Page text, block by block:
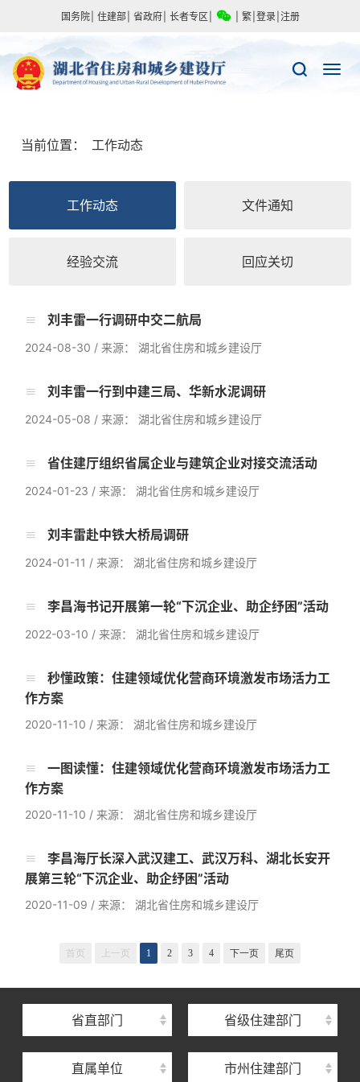
国务院 住建部 省政府 长者专区 繁 登录 注册
当前位置： 工作动态
工作动态 文件通知
经验交流 回应关切
刘丰雷一行调研中交二航局
2024-08-30 / 来源： 湖北省住房和城乡建设厅
刘丰雷一行到中建三局、华新水泥调研
2024-05-08 / 来源： 湖北省住房和城乡建设厅
省住建厅组织省属企业与建筑企业对接交流活动
2024-01-23 / 来源： 湖北省住房和城乡建设厅
刘丰雷赴中铁大桥局调研
2024-01-11 / 来源： 湖北省住房和城乡建设厅
李昌海书记开展第一轮“下沉企业、助企纾困”活动
2022-03-10 / 来源： 湖北省住房和城乡建设厅
秒懂政策：住建领域优化营商环境激发市场活力工
作方案
2020-11-10 / 来源： 湖北省住房和城乡建设厅
一图读懂：住建领域优化营商环境激发市场活力工
作方案
2020-11-10 / 来源： 湖北省住房和城乡建设厅
李昌海厅长深入武汉建工、武汉万科、湖北长安开
展第三轮“下沉企业、助企纾困”活动
2020-11-09 / 来源： 湖北省住房和城乡建设厅
首页 上一页 1 2 3 4 下一页 尾页
省直部门 省级住建部门
直属单位
湖北省住建厅机关后勤服务中心
湖北省建设信息中心
湖北省住房保障中心
湖北省建设工程质量安全监督总站
湖北省建设工程标准定额管理总站 市州住建部门